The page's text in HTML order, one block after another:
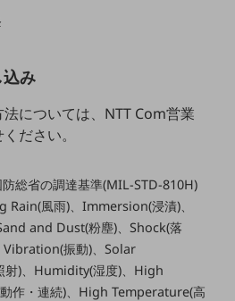
み
については、NTT Com営業
ださい。
総省の調達基準(MIL-STD-810H)
Rain(風雨)、Immersion(浸漬)、
and Dust(粉塵)、Shock(落
Vibration(振動)、Solar
射)、Humidity(湿度)、High
作・連続)、High Temperature(高